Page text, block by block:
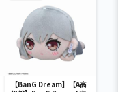
【BanG Dream】【A高